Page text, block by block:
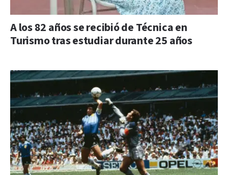
A los 82 años se recibió de Técnica en
Turismo tras estudiar durante 25 años